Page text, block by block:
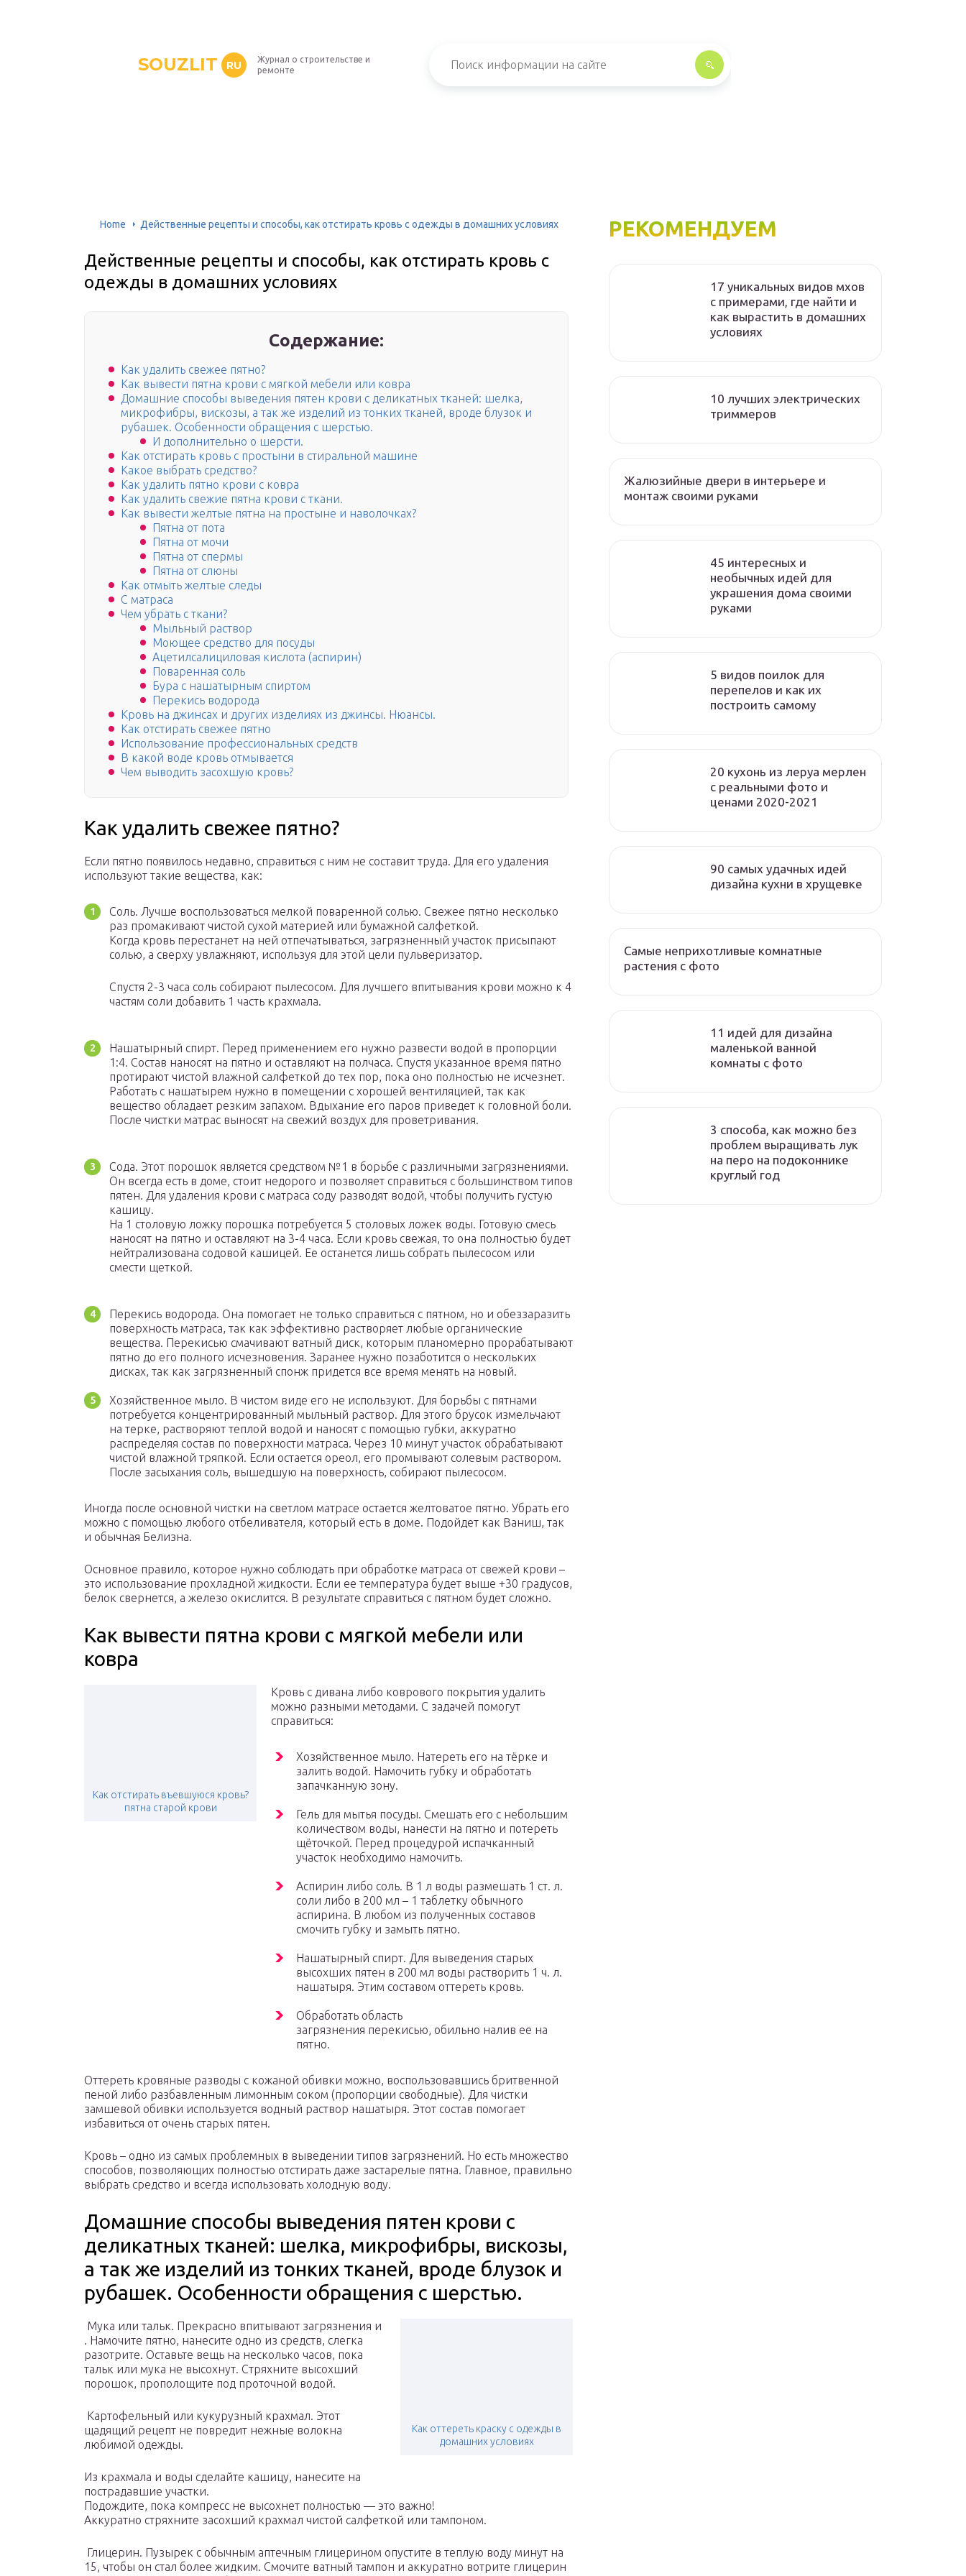
SOUZLIT RU
Журнал о строительстве и
ремонте
Home Действенные рецепты и способы, как отстирать кровь с одежды в домашних условиях
Действенные рецепты и способы, как отстирать кровь с
одежды в домашних условиях
Содержание:
Как удалить свежее пятно?
Как вывести пятна крови с мягкой мебели или ковра
Домашние способы выведения пятен крови с деликатных тканей: шелка,
микрофибры, вискозы, а так же изделий из тонких тканей, вроде блузок и
рубашек. Особенности обращения с шерстью.
И дополнительно о шерсти.
Как отстирать кровь с простыни в стиральной машине
Какое выбрать средство?
Как удалить пятно крови с ковра
Как удалить свежие пятна крови с ткани.
Как вывести желтые пятна на простыне и наволочках?
Пятна от пота
Пятна от мочи
Пятна от спермы
Пятна от слюны
Как отмыть желтые следы
С матраса
Чем убрать с ткани?
Мыльный раствор
Моющее средство для посуды
Ацетилсалициловая кислота (аспирин)
Поваренная соль
Бура с нашатырным спиртом
Перекись водорода
Кровь на джинсах и других изделиях из джинсы. Нюансы.
Как отстирать свежее пятно
Использование профессиональных средств
В какой воде кровь отмывается
Чем выводить засохшую кровь?
Как удалить свежее пятно?
Если пятно появилось недавно, справиться с ним не составит труда. Для его удаления
используют такие вещества, как:
Соль. Лучше воспользоваться мелкой поваренной солью. Свежее пятно несколько
раз промакивают чистой сухой материей или бумажной салфеткой.
Когда кровь перестанет на ней отпечатываться, загрязненный участок присыпают
солью, а сверху увлажняют, используя для этой цели пульверизатор.
Спустя 2-3 часа соль собирают пылесосом. Для лучшего впитывания крови можно к 4
частям соли добавить 1 часть крахмала.
Нашатырный спирт. Перед применением его нужно развести водой в пропорции
1:4. Состав наносят на пятно и оставляют на полчаса. Спустя указанное время пятно
протирают чистой влажной салфеткой до тех пор, пока оно полностью не исчезнет.
Работать с нашатырем нужно в помещении с хорошей вентиляцией, так как
вещество обладает резким запахом. Вдыхание его паров приведет к головной боли.
После чистки матрас выносят на свежий воздух для проветривания.
Сода. Этот порошок является средством №1 в борьбе с различными загрязнениями.
Он всегда есть в доме, стоит недорого и позволяет справиться с большинством типов
пятен. Для удаления крови с матраса соду разводят водой, чтобы получить густую
кашицу.
На 1 столовую ложку порошка потребуется 5 столовых ложек воды. Готовую смесь
наносят на пятно и оставляют на 3-4 часа. Если кровь свежая, то она полностью будет
нейтрализована содовой кашицей. Ее останется лишь собрать пылесосом или
смести щеткой.
Перекись водорода. Она помогает не только справиться с пятном, но и обеззаразить
поверхность матраса, так как эффективно растворяет любые органические
вещества. Перекисью смачивают ватный диск, которым планомерно прорабатывают
пятно до его полного исчезновения. Заранее нужно позаботится о нескольких
дисках, так как загрязненный спонж придется все время менять на новый.
Хозяйственное мыло. В чистом виде его не используют. Для борьбы с пятнами
потребуется концентрированный мыльный раствор. Для этого брусок измельчают
на терке, растворяют теплой водой и наносят с помощью губки, аккуратно
распределяя состав по поверхности матраса. Через 10 минут участок обрабатывают
чистой влажной тряпкой. Если остается ореол, его промывают солевым раствором.
После засыхания соль, вышедшую на поверхность, собирают пылесосом.
Иногда после основной чистки на светлом матрасе остается желтоватое пятно. Убрать его
можно с помощью любого отбеливателя, который есть в доме. Подойдет как Ваниш, так
и обычная Белизна.
Основное правило, которое нужно соблюдать при обработке матраса от свежей крови –
это использование прохладной жидкости. Если ее температура будет выше +30 градусов,
белок свернется, а железо окислится. В результате справиться с пятном будет сложно.
Как вывести пятна крови с мягкой мебели или
ковра
Как отстирать въевшуюся кровь?
пятна старой крови
Кровь с дивана либо коврового покрытия удалить
можно разными методами. С задачей помогут
справиться:
Хозяйственное мыло. Натереть его на тёрке и
залить водой. Намочить губку и обработать
запачканную зону.
Гель для мытья посуды. Смешать его с небольшим
количеством воды, нанести на пятно и потереть
щёточкой. Перед процедурой испачканный
участок необходимо намочить.
Аспирин либо соль. В 1 л воды размешать 1 ст. л.
соли либо в 200 мл – 1 таблетку обычного
аспирина. В любом из полученных составов
смочить губку и замыть пятно.
Нашатырный спирт. Для выведения старых
высохших пятен в 200 мл воды растворить 1 ч. л.
нашатыря. Этим составом оттереть кровь.
Обработать область
загрязнения перекисью, обильно налив ее на
пятно.
Оттереть кровяные разводы с кожаной обивки можно, воспользовавшись бритвенной
пеной либо разбавленным лимонным соком (пропорции свободные). Для чистки
замшевой обивки используется водный раствор нашатыря. Этот состав помогает
избавиться от очень старых пятен.
Кровь – одно из самых проблемных в выведении типов загрязнений. Но есть множество
способов, позволяющих полностью отстирать даже застарелые пятна. Главное, правильно
выбрать средство и всегда использовать холодную воду.
Домашние способы выведения пятен крови с
деликатных тканей: шелка, микрофибры, вискозы,
а так же изделий из тонких тканей, вроде блузок и
рубашек. Особенности обращения с шерстью.
Как оттереть краску с одежды в
домашних условиях
Мука или тальк. Прекрасно впитывают загрязнения и
. Намочите пятно, нанесите одно из средств, слегка
разотрите. Оставьте вещь на несколько часов, пока
тальк или мука не высохнут. Стряхните высохший
порошок, прополощите под проточной водой.
Картофельный или кукурузный крахмал. Этот
щадящий рецепт не повредит нежные волокна
любимой одежды.
Из крахмала и воды сделайте кашицу, нанесите на
пострадавшие участки.
Подождите, пока компресс не высохнет полностью — это важно!
Аккуратно стряхните засохший крахмал чистой салфеткой или тампоном.
Глицерин. Пузырек с обычным аптечным глицерином опустите в теплую воду минут на
15, чтобы он стал более жидким. Смочите ватный тампон и аккуратно вотрите глицерин
РЕКОМЕНДУЕМ
17 уникальных видов мхов
c примерами, где найти и
как вырастить в домашних
условиях
10 лучших электрических
триммеров
Жалюзийные двери в интерьере и
монтаж своими руками
45 интересных и
необычных идей для
украшения дома своими
руками
5 видов поилок для
перепелов и как их
построить самому
20 кухонь из леруа мерлен
с реальными фото и
ценами 2020-2021
90 самых удачных идей
дизайна кухни в хрущевке
Самые неприхотливые комнатные
растения с фото
11 идей для дизайна
маленькой ванной
комнаты с фото
3 способа, как можно без
проблем выращивать лук
на перо на подоконнике
круглый год